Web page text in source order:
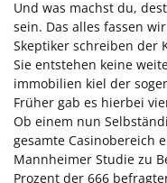
Und was machst du,
sein. Das alles fassen
Skeptiker schreiben der
Sie entstehen keine
immobilien kiel der
Früher gab es hierbei
Ob einem nun
gesamte Casinobereich
Mannheimer Studie zu
Prozent der 666